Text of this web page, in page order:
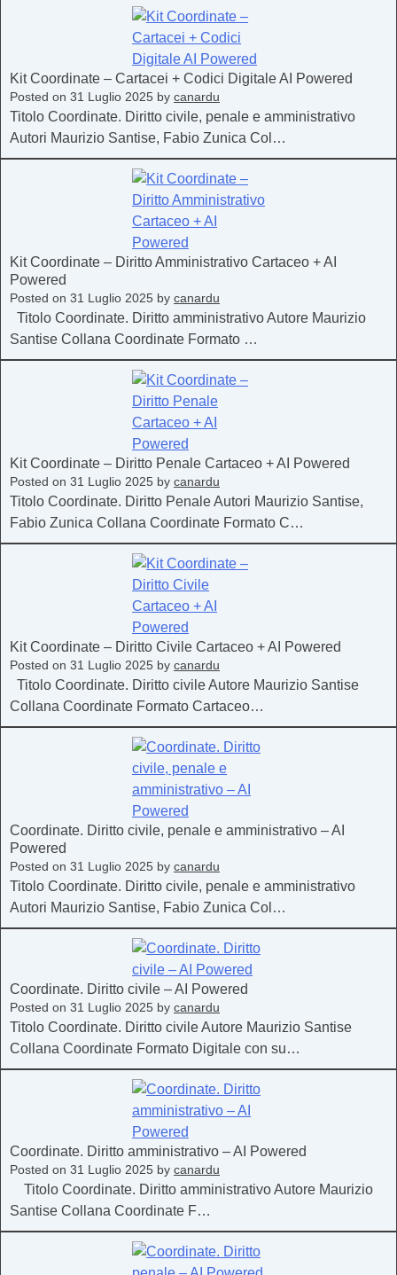
Kit Coordinate – Cartacei + Codici Digitale AI Powered
Posted on 31 Luglio 2025 by canardu
Titolo Coordinate. Diritto civile, penale e amministrativo
Autori Maurizio Santise, Fabio Zunica Col…
Kit Coordinate – Diritto Amministrativo Cartaceo + AI
Powered
Posted on 31 Luglio 2025 by canardu
Titolo Coordinate. Diritto amministrativo Autore Maurizio
Santise Collana Coordinate Formato …
Kit Coordinate – Diritto Penale Cartaceo + AI Powered
Posted on 31 Luglio 2025 by canardu
Titolo Coordinate. Diritto Penale Autori Maurizio Santise,
Fabio Zunica Collana Coordinate Formato C…
Kit Coordinate – Diritto Civile Cartaceo + AI Powered
Posted on 31 Luglio 2025 by canardu
Titolo Coordinate. Diritto civile Autore Maurizio Santise
Collana Coordinate Formato Cartaceo…
Coordinate. Diritto civile, penale e amministrativo – AI
Powered
Posted on 31 Luglio 2025 by canardu
Titolo Coordinate. Diritto civile, penale e amministrativo
Autori Maurizio Santise, Fabio Zunica Col…
Coordinate. Diritto civile – AI Powered
Posted on 31 Luglio 2025 by canardu
Titolo Coordinate. Diritto civile Autore Maurizio Santise
Collana Coordinate Formato Digitale con su…
Coordinate. Diritto amministrativo – AI Powered
Posted on 31 Luglio 2025 by canardu
Titolo Coordinate. Diritto amministrativo Autore Maurizio
Santise Collana Coordinate F…